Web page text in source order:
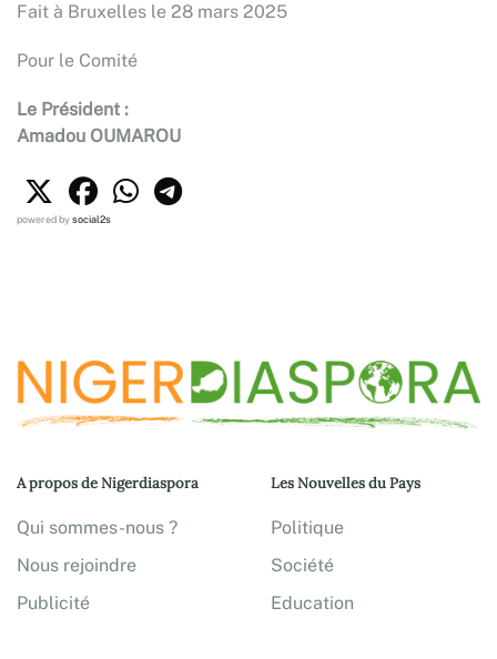
Fait à Bruxelles le 28 mars 2025
Pour le Comité
Le Président :
Amadou OUMAROU
powered bysocial2s
A propos de Nigerdiaspora
Qui sommes-nous ?
Nous rejoindre
Publicité
Les Nouvelles du Pays
Politique
Société
Education